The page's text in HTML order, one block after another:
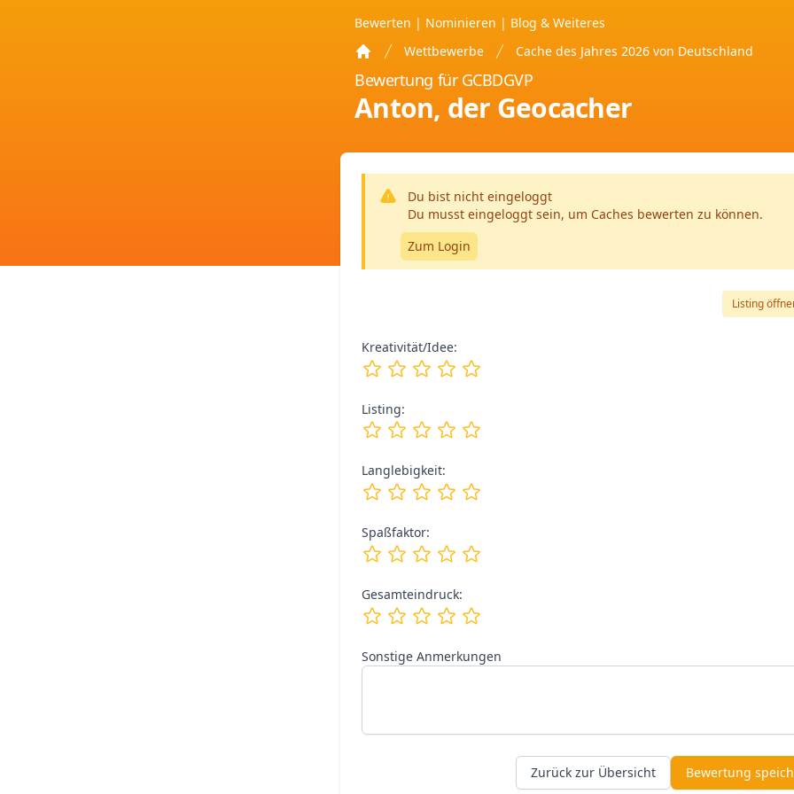
Bewerten | Nominieren | Blog & Weiteres
Home
Wettbewerbe Cache des Jahres 2026 von Deutschland
Bewertung für GCBDGVP
Anton, der Geocacher
Du bist nicht eingeloggt
Du musst eingeloggt sein, um Caches bewerten zu können.
Zum Login
Listing
Kreativität/Idee:
Listing:
Langlebigkeit:
Spaßfaktor:
Gesamteindruck:
Sonstige Anmerkungen
Zurück zur Übersicht Bewertung